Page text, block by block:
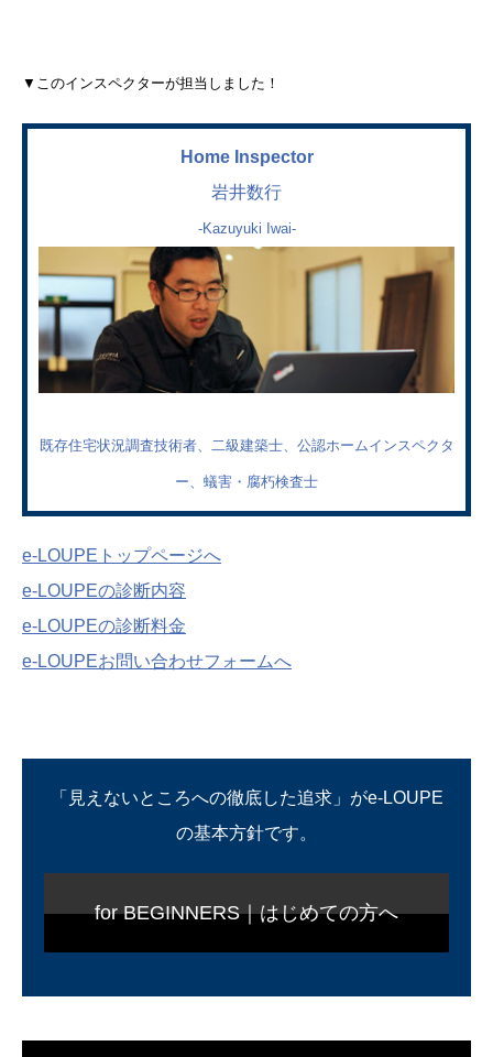
▼このインスペクターが担当しました！
Home Inspector
岩井数行
-Kazuyuki Iwai-
既存住宅状況調査技術者、二級建築士、公認ホームインスペクタ
ー、蟻害・腐朽検査士
e-LOUPEトップページへ
e-LOUPEの診断内容
e-LOUPEの診断料金
e-LOUPEお問い合わせフォームへ
「見えないところへの徹底した追求」がe-LOUPE
の基本方針です。
for BEGINNERS｜はじめての方へ